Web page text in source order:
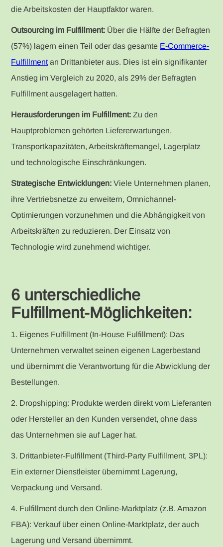
die Arbeitskosten der Hauptfaktor waren.
Outsourcing im Fulfillment: Über die Hälfte der Befragten
(57%) lagern einen Teil oder das gesamte E-Commerce-
Fulfillmentan Drittanbieter aus. Dies ist ein signifikanter
Anstieg im Vergleich zu 2020, als 29% der Befragten
Fulfillment ausgelagert hatten.
Herausforderungen im Fulfillment: Zu den
Hauptproblemen gehörten Liefererwartungen,
Transportkapazitäten, Arbeitskräftemangel, Lagerplatz
und technologische Einschränkungen.
Strategische Entwicklungen: Viele Unternehmen planen,
ihre Vertriebsnetze zu erweitern, Omnichannel-
Optimierungen vorzunehmen und die Abhängigkeit von
Arbeitskräften zu reduzieren. Der Einsatz von
Technologie wird zunehmend wichtiger.
6 unterschiedliche
Fulfillment-Möglichkeiten:
1. Eigenes Fulfillment (In-House Fulfillment): Das
Unternehmen verwaltet seinen eigenen Lagerbestand
und übernimmt die Verantwortung für die Abwicklung der
Bestellungen.
2. Dropshipping: Produkte werden direkt vom Lieferanten
oder Hersteller an den Kunden versendet, ohne dass
das Unternehmen sie auf Lager hat.
3. Drittanbieter-Fulfillment (Third-Party Fulfillment, 3PL):
Ein externer Dienstleister übernimmt Lagerung,
Verpackung und Versand.
4. Fulfillment durch den Online-Marktplatz (z.B. Amazon
FBA): Verkauf über einen Online-Marktplatz, der auch
Lagerung und Versand übernimmt.